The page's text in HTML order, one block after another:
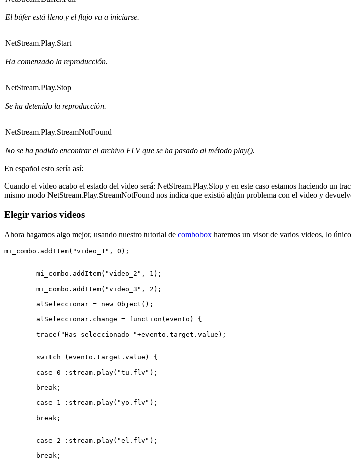
El búfer está lleno y el flujo va a iniciarse.
NetStream.Play.Start
Ha comenzado la reproducción.
NetStream.Play.Stop
Se ha detenido la reproducción.
NetStream.Play.StreamNotFound
No se ha podido encontrar el archivo FLV que se ha pasado al método play().
En español esto sería así:
Cuando el video acabo el estado del video será: NetStream.Play.Stop y en este caso estamos haciendo un
mismo modo NetStream.Play.StreamNotFound nos indica que existió algún problema con el video y
Elegir varios videos
Ahora hagamos algo mejor, usando nuestro tutorial de combobox haremos un visor de varios videos, lo
mi_combo.addItem("video_1", 0);
        mi_combo.addItem("video_2", 1);
        mi_combo.addItem("video_3", 2);
        alSeleccionar = new Object();
        alSeleccionar.change = function(evento) {
        trace("Has seleccionado "+evento.target.value);
        switch (evento.target.value) {
        case 0 :stream.play("tu.flv");
        break;
        case 1 :stream.play("yo.flv");
        break;
        case 2 :stream.play("el.flv");
        break;